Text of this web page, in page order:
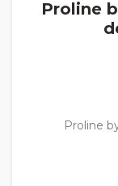
Proline
Proline